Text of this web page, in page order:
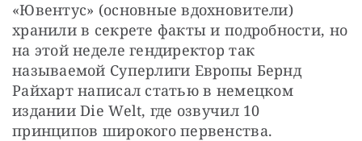
«Ювентус» (основные вдохновители)
хранили в секрете факты и подробности, но
на этой неделе гендиректор так
называемой Суперлиги Европы Бернд
Райхарт написал статью в немецком
издании Die Welt, где озвучил 10
принципов широкого первенства.